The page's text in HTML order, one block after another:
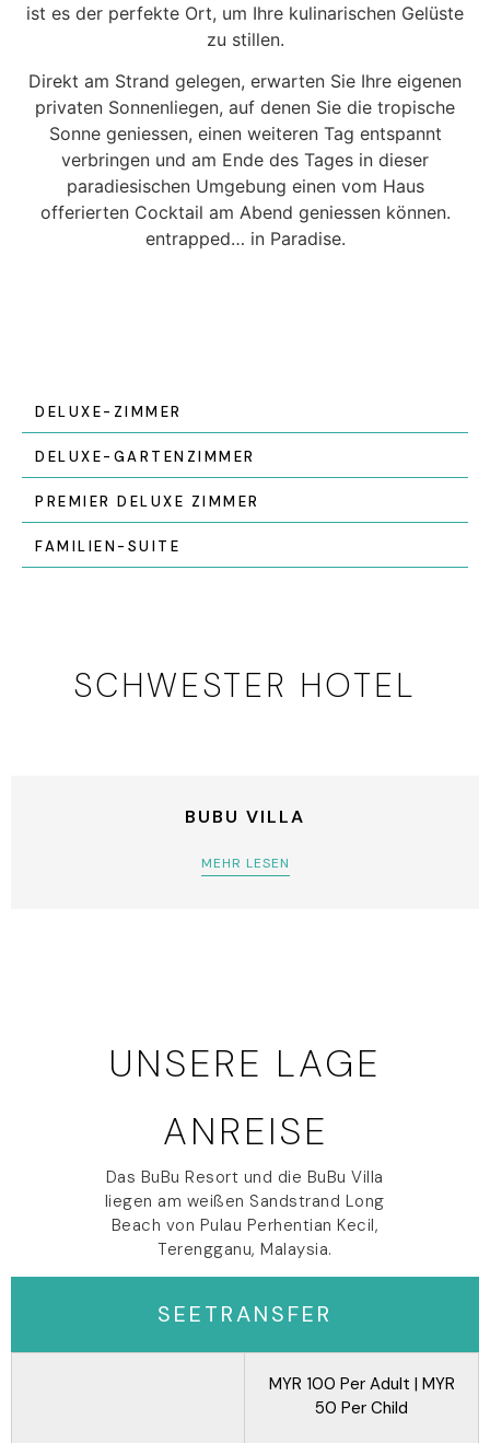
ist es der perfekte Ort, um Ihre kulinarischen Gelüste
zu stillen.
Direkt am Strand gelegen, erwarten Sie Ihre eigenen
privaten Sonnenliegen, auf denen Sie die tropische
Sonne geniessen, einen weiteren Tag entspannt
verbringen und am Ende des Tages in dieser
paradiesischen Umgebung einen vom Haus
offerierten Cocktail am Abend geniessen können.
entrapped… in Paradise.
DELUXE-ZIMMER
DELUXE-GARTENZIMMER
PREMIER DELUXE ZIMMER
FAMILIEN-SUITE
SCHWESTER HOTEL
BUBU VILLA
MEHR LESEN
UNSERE LAGE
ANREISE
Das BuBu Resort und die BuBu Villa
liegen am weißen Sandstrand Long
Beach von Pulau Perhentian Kecil,
Terengganu, Malaysia.
SEETRANSFER
MYR 100 Per Adult | MYR
50 Per Child